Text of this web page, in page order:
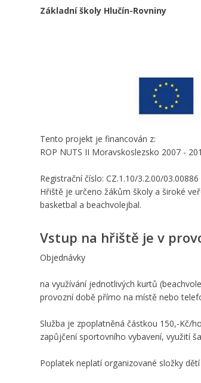
Základní školy Hlučín-Rovniny
Tento projekt je financován z:
ROP NUTS II Moravskoslezsko 2007 -
Registrační číslo: CZ.1.10/3.2.00/03.00886
Hřiště je určeno žákům školy a široké
basketbal a beachvolejbal.
Vstup na hřiště je v
Objednávky
na využívání jednotlivých kurtů
provozní době přímo na místě nebo
Služba je zpoplatněná částkou 150,-Kč/
zapůjčení sportovního vybavení, využití
Poplatek neplatí organizované složky